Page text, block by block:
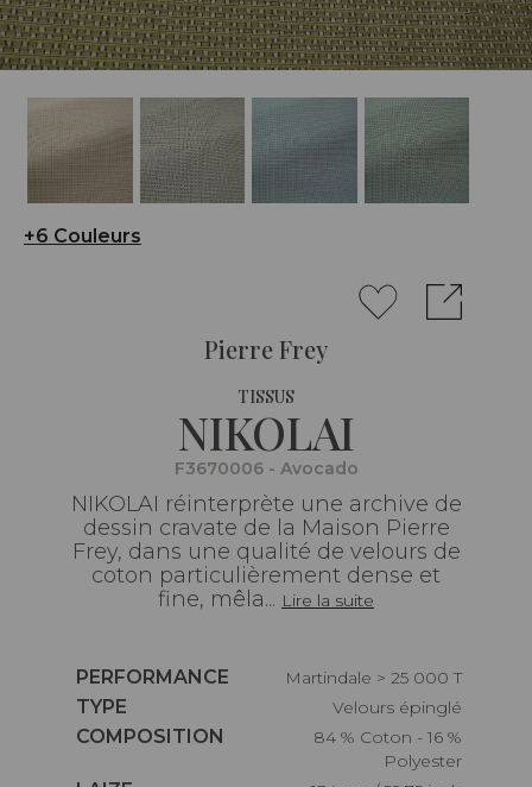
+6 Couleurs
Pierre Frey
TISSUS
NIKOLAI
F3670006 - Avocado
NIKOLAI réinterprète une archive de
dessin cravate de la Maison Pierre
Frey, dans une qualité de velours de
coton particulièrement dense et
fine, mêla... Lire la suite
Caractéristiques
PERFORMANCE
Martindale > 25 000 T
Caractéristiques
TYPE
Velours épinglé
Caractéristiques
COMPOSITION
84 % Coton - 16 %
Polyester